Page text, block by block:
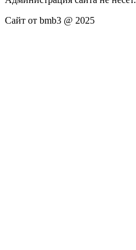
Сайт от bmb3 @ 2025